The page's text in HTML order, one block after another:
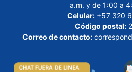
a.m. y de 1:00 a
Celular: +57 320
Código postal:
Correo de contacto: